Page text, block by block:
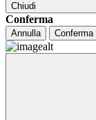
Chiudi
Conferma
Annulla Conferma